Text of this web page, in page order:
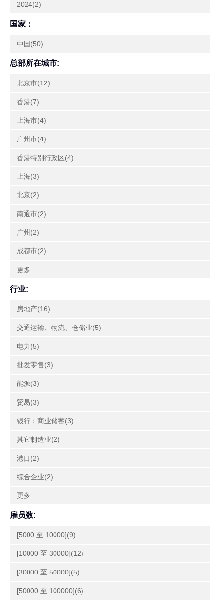
2024(2)
国家：
中国(50)
总部所在城市:
北京市(12)
香港(7)
上海市(4)
广州市(4)
香港特别行政区(4)
上海(3)
北京(2)
南通市(2)
广州(2)
成都市(2)
更多
行业:
房地产(16)
交通运输、物流、仓储业(5)
电力(5)
批发零售(3)
能源(3)
贸易(3)
银行：商业储蓄(3)
其它制造业(2)
港口(2)
综合企业(2)
更多
雇员数:
[5000 至 10000](9)
[10000 至 30000](12)
[30000 至 50000](5)
[50000 至 100000](6)